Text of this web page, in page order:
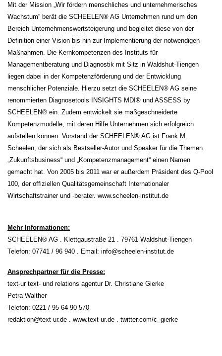
Mit der Mission „Wir fördern menschliches und unternehmerisches
Wachstum“ berät die SCHEELEN® AG Unternehmen rund um den
Bereich Unternehmenswertsteigerung und begleitet diese von der
Definition einer Vision bis hin zur Implementierung der notwendigen
Maßnahmen. Die Kernkompetenzen des Instituts für
Managementberatung und Diagnostik mit Sitz in Waldshut-Tiengen
liegen dabei in der Kompetenzförderung und der Entwicklung
menschlicher Potenziale. Hierzu setzt die SCHEELEN® AG seine
renommierten Diagnosetools INSIGHTS MDI® und ASSESS by
SCHEELEN® ein. Zudem entwickelt sie maßgeschneiderte
Kompetenzmodelle, mit deren Hilfe Unternehmen sich erfolgreich
aufstellen können. Vorstand der SCHEELEN® AG ist Frank M.
Scheelen, der sich als Bestseller-Autor und Speaker für die Themen
„Zukunftsbusiness“ und „Kompetenzmanagement“ einen Namen
gemacht hat. Von 2005 bis 2011 war er außerdem Präsident des Q-Pool
100, der offiziellen Qualitätsgemeinschaft Internationaler
Wirtschaftstrainer und -berater. www.scheelen-institut.de
Mehr Informationen:
SCHEELEN® AG . Klettgaustraße 21 . 79761 Waldshut-Tiengen
Telefon: 07741 / 96 940 . Email: info@scheelen-institut.de
Ansprechpartner für die Presse:
text-ur text- und relations agentur Dr. Christiane Gierke
Petra Walther
Telefon: 0221 / 95 64 90 570
redaktion@text-ur.de . www.text-ur.de . twitter.com/c_gierke